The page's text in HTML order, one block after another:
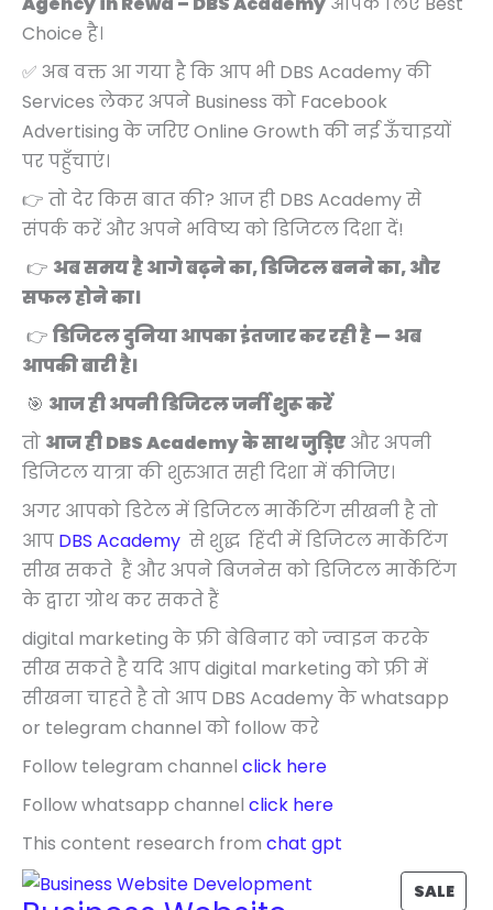
Choice है।
✅ अब वक्त आ गया है कि आप भी DBS Academy की
Services लेकर अपने Business को Facebook
Advertising के जरिए Online Growth की नई ऊँचाइयों
पर पहुँचाएं।
👉 तो देर किस बात की? आज ही DBS Academy से
संपर्क करें और अपने भविष्य को डिजिटल दिशा दें!
👉 अब समय है आगे बढ़ने का, डिजिटल बनने का, और
सफल होने का।
👉 डिजिटल दुनिया आपका इंतजार कर रही है — अब
आपकी बारी है।
🎯 आज ही अपनी डिजिटल जर्नी शुरू करें
तो आज ही DBS Academy के साथ जुड़िए और अपनी
डिजिटल यात्रा की शुरुआत सही दिशा में कीजिए।
अगर आपको डिटेल में डिजिटल मार्केटिंग सीखनी है तो
आप DBS Academy से शुद्ध हिंदी में डिजिटल मार्केटिंग
सीख सकते हैं और अपने बिजनेस को डिजिटल मार्केटिंग
के द्वारा ग्रोथ कर सकते हैं
digital marketing के फ्री बेबिनार को ज्वाइन करके
सीख सकते है यदि आप digital marketing को फ्री में
सीखना चाहते है तो आप DBS Academy के whatsapp
or telegram channel को follow करे
Follow telegram channel click here
Follow whatsapp channel click here
This content research from chat gpt
SALEP